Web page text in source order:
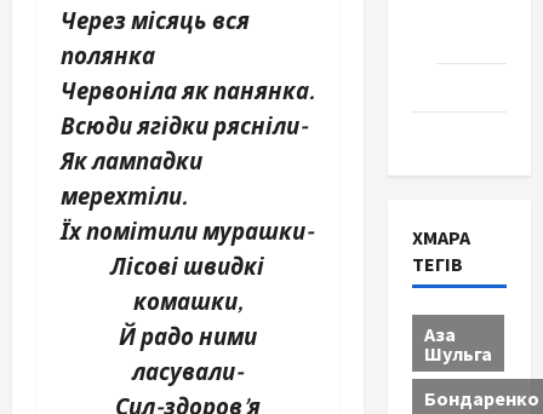
Через місяць вся
полянка
Червоніла як панянка.
Всюди ягідки рясніли-
Як лампадки
мерехтіли.
Їх помітили мурашки-
Лісові швидкі
комашки,
Й радо ними
ласували-
Сил-здоров’я
ХМАРА
ТЕГІВ
Аза
Шульга
Бондаренко